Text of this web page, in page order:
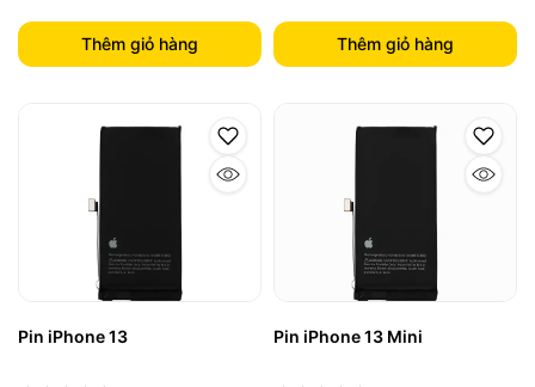
Thêm giỏ hàng Thêm giỏ hàng
Pin iPhone 13 Pin iPhone 13 Mini